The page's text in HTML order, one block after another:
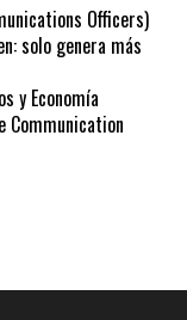
Officers)
solo genera más
y Economía
Communication